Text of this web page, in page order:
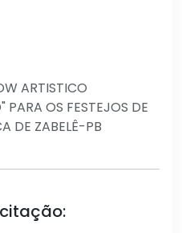
ARTISTICO
PARA OS FESTEJOS DE
DE ZABELÊ-PB